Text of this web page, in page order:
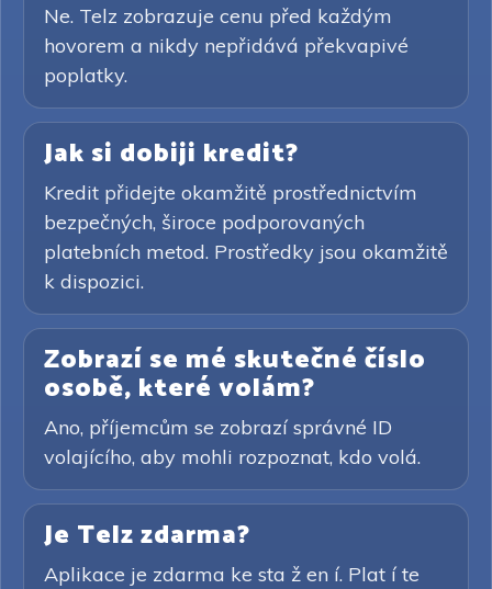
Ne. Telz zobrazuje cenu před každým
hovorem a nikdy nepřidává překvapivé
poplatky.
Jak si dobiji kredit?
Kredit přidejte okamžitě prostřednictvím
bezpečných, široce podporovaných
platebních metod. Prostředky jsou okamžitě
k dispozici.
Zobrazí se mé skutečné číslo
osobě, které volám?
Ano, příjemcům se zobrazí správné ID
volajícího, aby mohli rozpoznat, kdo volá.
Je Telz zdarma?
Aplikace je zdarma ke sta ž en í. Plat í te